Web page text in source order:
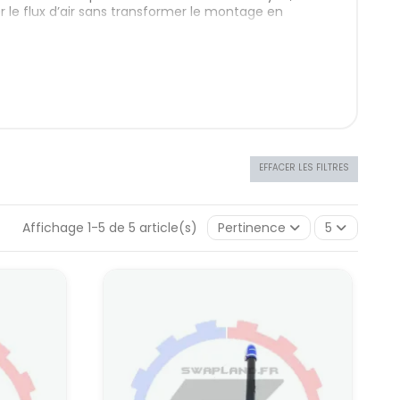
flux d’air sans transformer le montage en
adaptées, volumes d’échangeur revus à la
Un intercooler commel’Airtec pour
généreux que l’origine, des trajets d’air plus
avec turbo soufflant plus fort.
on obtient un air d’admission plus stable, plus de
qu’on passe en turbo, injecteurs et carto plus
EFFACER LES FILTRES
Affichage 1-5 de 5 article(s) Pertinence 5